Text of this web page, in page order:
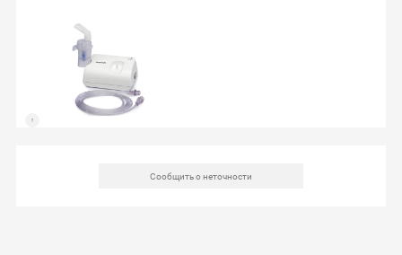
Сообщить о неточности